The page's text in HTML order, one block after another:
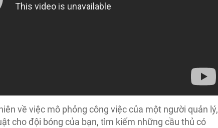
về việc mô phỏng công việc của một người quản lý,
cho đội bóng của bạn, tìm kiếm những cầu thủ có